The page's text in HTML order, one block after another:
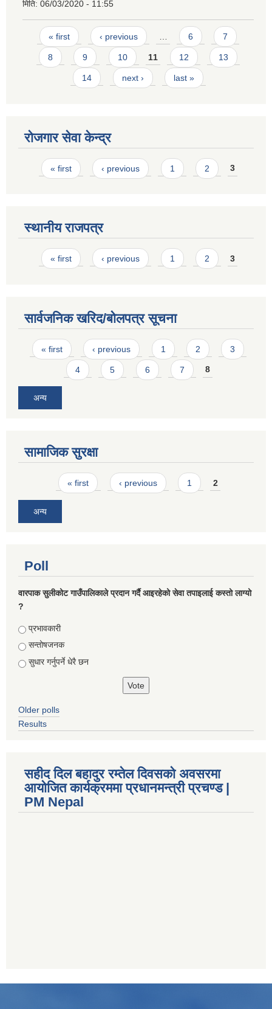
मिति: 06/03/2020 - 11:55
Pages
« first ‹ previous 6 7
8 9 10 11 12 13
14 next › last »
रोजगार सेवा केन्द्र
Pages
« first ‹ previous 1 2 3
स्थानीय राजपत्र
Pages
« first ‹ previous 1 2 3
सार्वजनिक खरिद/बोलपत्र सूचना
Pages
« first ‹ previous 1 2 3
4 5 6 7 8
अन्य
सामाजिक सुरक्षा
Pages« first ‹ previous 1 2
अन्य
Poll
वारपाक सुलीकोट गाउँपालिकाले प्रदान गर्दै आइरहेको सेवा तपाइलाई कस्तो लाग्यो
?
Choices
प्रभावकारी
सन्तोषजनक
सुधार गर्नुपर्ने धेरै छन
Older polls
Results
सहीद दिल बहादुर रम्तेल दिवसको अवसरमा
आयोजित कार्यक्रममा प्रधानमन्त्री प्रचण्ड |
PM Nepal